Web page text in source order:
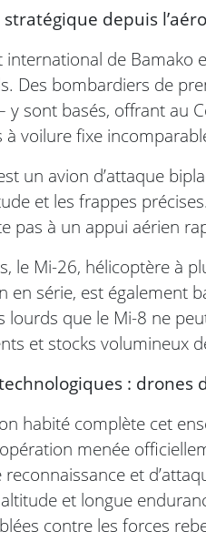
depuis
international de Bamako
Des bombardiers de
y sont basés, offrant au
à voilure fixe
un avion d’attaque
et les frappes
pas à un appui aérien
le Mi-26, hélicoptère à
en série, est également
lourds que le Mi-8 ne
et stocks volumineux
: drones
habité complète cet
menée
et
et longue
contre les forces